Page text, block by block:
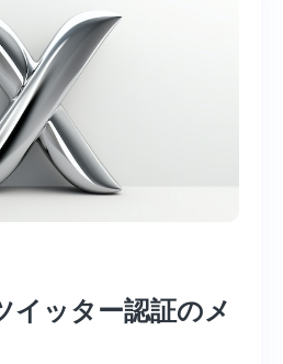
イッター認証のメ